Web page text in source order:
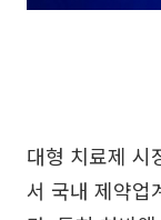
대형 치료제 시
서 국내 제약업